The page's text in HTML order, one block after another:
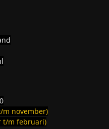
m november)
t/m februari)